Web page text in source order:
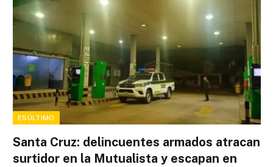
ESÚLTIMO
Santa Cruz: delincuentes armados atracan
surtidor en la Mutualista y escapan en